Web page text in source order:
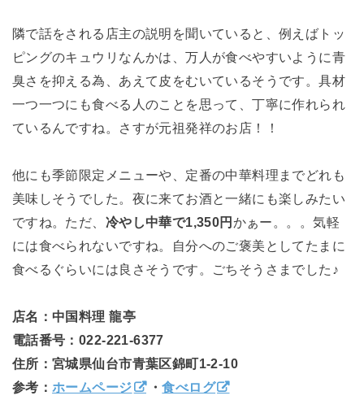
隣で話をされる店主の説明を聞いていると、例えばトッ
ピングのキュウリなんかは、万人が食べやすいように青
臭さを抑える為、あえて皮をむいているそうです。具材
一つ一つにも食べる人のことを思って、丁寧に作れられ
ているんですね。さすが元祖発祥のお店！！
他にも季節限定メニューや、定番の中華料理までどれも
美味しそうでした。夜に来てお酒と一緒にも楽しみたい
ですね。ただ、 冷やし中華で1,350円 かぁー。。。気軽
には食べられないですね。自分へのご褒美としてたまに
食べるぐらいには良さそうです。ごちそうさまでした♪
店名：中国料理 龍亭
電話番号：022-221-6377
住所：宮城県仙台市青葉区錦町1-2-10
参考：ホームページ ・食べログ